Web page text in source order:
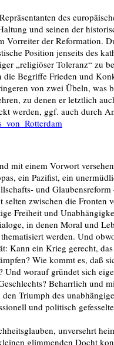
des
und seinen der
Vorreiter der Reformation.
Position jenseits des
„religiöser Toleranz“ zu
die Begriffe Frieden und
von zwei Übeln, was
zu denen er letztlich
werden, ggf. auch durch
mit einem Vorwort
ein Pazifist, ein
und
zwischen die Fronten
Freiheit und
in denen Moral und
werden. Und
Kann ein Krieg gerecht,
Wie kommt es, daß
Und worauf gründet sich
Beharrlich und
Triumph des
und politisch
unversehrt
glimmenden Docht